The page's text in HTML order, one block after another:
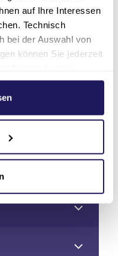
auf Ihre Interessen
Technisch
bei der Auswahl von
können Sie jederzeit
Sie in unserer